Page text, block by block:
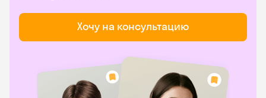
Хочу на консультацию